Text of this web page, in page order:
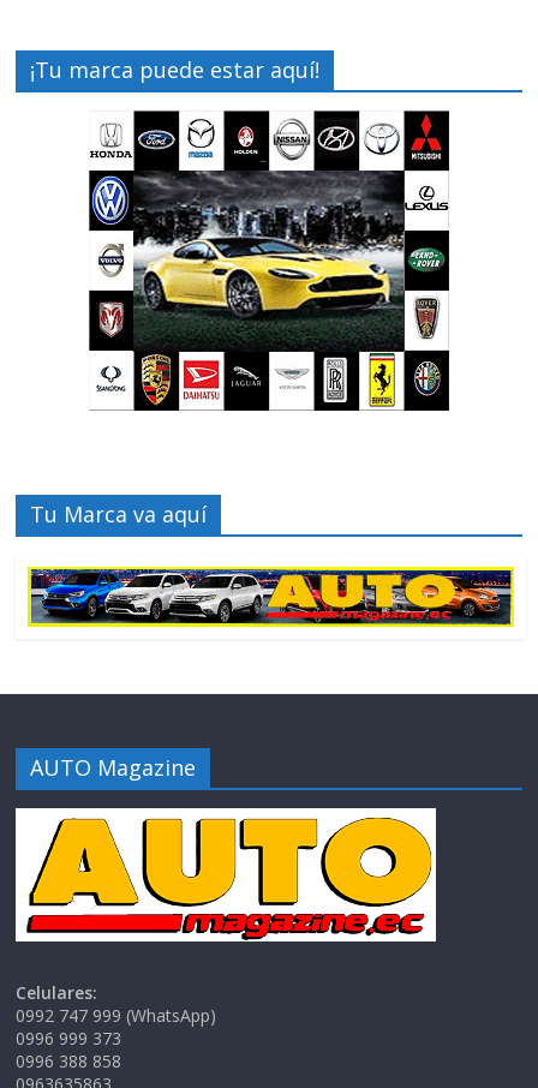
¡Tu marca puede estar aquí!
Tu Marca va aquí
AUTO Magazine
Celulares:
0992 747 999 (WhatsApp)
0996 999 373
0996 388 858